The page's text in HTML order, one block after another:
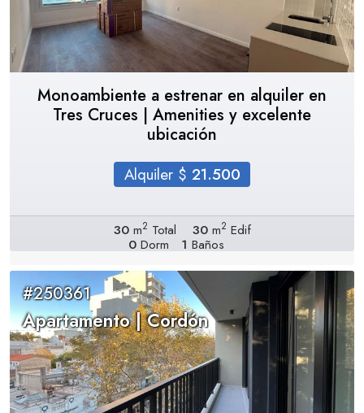
Monoambiente a estrenar en alquiler en
Tres Cruces | Amenities y excelente
ubicación
Alquiler $ 21.500
30m2 Total 30m2 Edif
0Dorm 1 Baños
#250361
Apartamento | Cordón